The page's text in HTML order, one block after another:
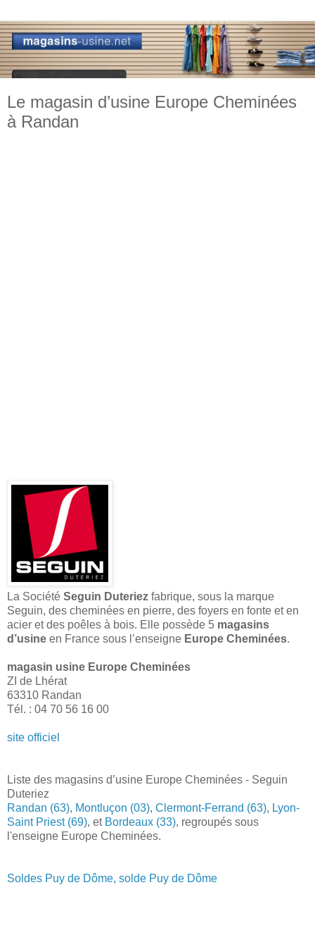
Le magasin d’usine Europe Cheminées
à Randan
La Société Seguin Duteriez fabrique, sous la marque
Seguin, des cheminées en pierre, des foyers en fonte et en
acier et des poêles à bois. Elle possède 5 magasins
d’usine en France sous l’enseigne Europe Cheminées.
magasin usine Europe Cheminées
ZI de Lhérat
63310 Randan
Tél. : 04 70 56 16 00
site officiel
Liste des magasins d’usine Europe Cheminées - Seguin
Duteriez
Randan (63), Montluçon (03), Clermont-Ferrand (63), Lyon-
Saint Priest (69), et Bordeaux (33), regroupés sous
l'enseigne Europe Cheminées.
Soldes Puy de Dôme, solde Puy de Dôme